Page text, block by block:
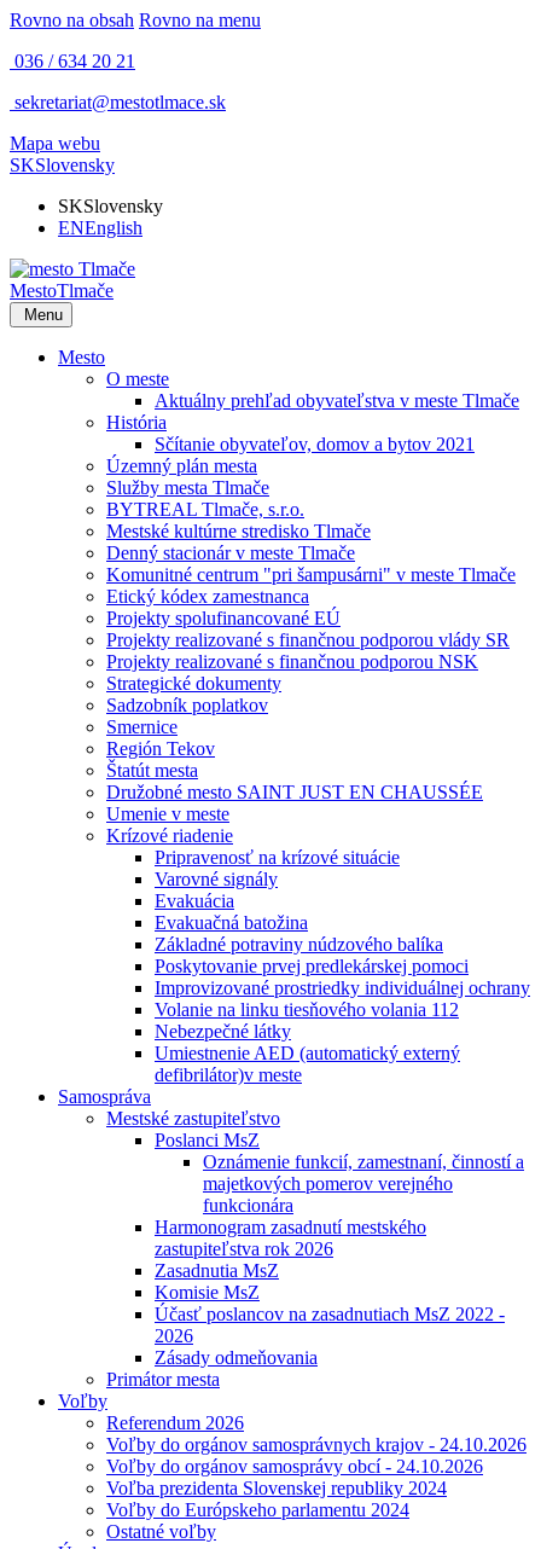
Rovno na obsah Rovno na menu
036 / 634 20 21
sekretariat@mestotlmace.sk
Mapa webu
SKSlovensky
SKSlovensky
ENEnglish
MestoTlmače
Menu
Mesto
O meste
Aktuálny prehľad obyvateľstva v meste Tlmače
História
Sčítanie obyvateľov, domov a bytov 2021
Územný plán mesta
Služby mesta Tlmače
BYTREAL Tlmače, s.r.o.
Mestské kultúrne stredisko Tlmače
Denný stacionár v meste Tlmače
Komunitné centrum "pri šampusárni" v meste Tlmače
Etický kódex zamestnanca
Projekty spolufinancované EÚ
Projekty realizované s finančnou podporou vlády SR
Projekty realizované s finančnou podporou NSK
Strategické dokumenty
Sadzobník poplatkov
Smernice
Región Tekov
Štatút mesta
Družobné mesto SAINT JUST EN CHAUSSÉE
Umenie v meste
Krízové riadenie
Pripravenosť na krízové situácie
Varovné signály
Evakuácia
Evakuačná batožina
Základné potraviny núdzového balíka
Poskytovanie prvej predlekárskej pomoci
Improvizované prostriedky individuálnej ochrany
Volanie na linku tiesňového volania 112
Nebezpečné látky
Umiestnenie AED (automatický externý
defibrilátor)v meste
Samospráva
Mestské zastupiteľstvo
Poslanci MsZ
Oznámenie funkcií, zamestnaní, činností a
majetkových pomerov verejného
funkcionára
Harmonogram zasadnutí mestského
zastupiteľstva rok 2026
Zasadnutia MsZ
Komisie MsZ
Účasť poslancov na zasadnutiach MsZ 2022 -
2026
Zásady odmeňovania
Primátor mesta
Voľby
Referendum 2026
Voľby do orgánov samosprávnych krajov - 24.10.2026
Voľby do orgánov samosprávy obcí - 24.10.2026
Voľba prezidenta Slovenskej republiky 2024
Voľby do Európskeho parlamentu 2024
Ostatné voľby